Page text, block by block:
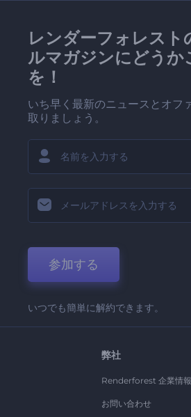
レンダーフォレスト
ルマガジンにどうか
を！
いち早く最新のニュースとオフ
取りましょう。
参加する
いつでも簡単に解約できます。
弊社
Renderforest 企業情報
お問い合わせ